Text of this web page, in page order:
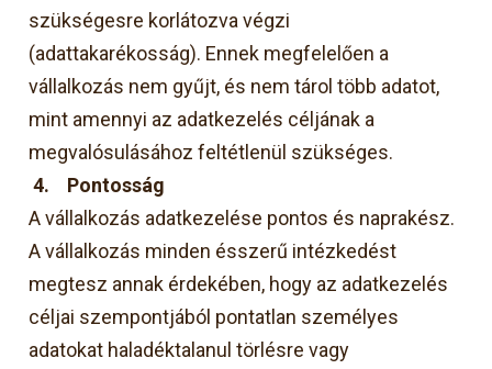
szükségesre korlátozva végzi
(adattakarékosság). Ennek megfelelően a
vállalkozás nem gyűjt, és nem tárol több adatot,
mint amennyi az adatkezelés céljának a
megvalósulásához feltétlenül szükséges.
4. Pontosság
A vállalkozás adatkezelése pontos és naprakész.
A vállalkozás minden ésszerű intézkedést
megtesz annak érdekében, hogy az adatkezelés
céljai szempontjából pontatlan személyes
adatokat haladéktalanul törlésre vagy